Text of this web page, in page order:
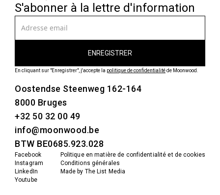
Oostendse Steenweg 162-164
8000 Bruges
+32 50 32 00 49
info@moonwood.be
BTW BE0685.923.028
S'abonner à la lettre d'information
En cliquant sur "Enregistrer", j'accepte la politique de confidentialitéde Moonwood.
Facebook
Instagram
LinkedIn
Youtube
Politique en matière de confidentialité et de cookies
Conditions générales
Made by The List Media